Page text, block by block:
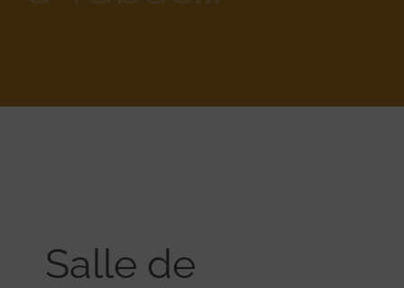
Salle de